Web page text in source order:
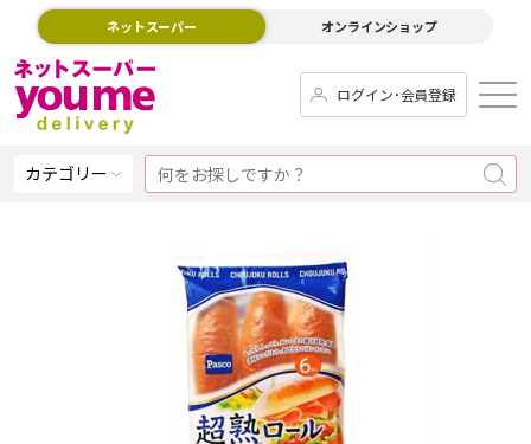
ネットスーパー オンラインショップ
ログイン･会員登録
カテゴリー